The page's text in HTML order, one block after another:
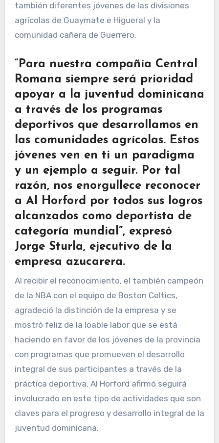
también diferentes jóvenes de las divisiones
agrícolas de Guaymate e Higueral y la
comunidad cañera de Guerrero.
“Para nuestra compañía Central
Romana siempre será prioridad
apoyar a la juventud dominicana
a través de los programas
deportivos que desarrollamos en
las comunidades agrícolas. Estos
jóvenes ven en ti un paradigma
y un ejemplo a seguir. Por tal
razón, nos enorgullece reconocer
a Al Horford por todos sus logros
alcanzados como deportista de
categoría mundial”, expresó
Jorge Sturla, ejecutivo de la
empresa azucarera.
Al recibir el reconocimiento, el también campeón
de la NBA con el equipo de Boston Celtics,
agradeció la distinción de la empresa y se
mostró feliz de la loable labor que se está
haciendo en favor de los jóvenes de la provincia
con programas que promueven el desarrollo
integral de sus participantes a través de la
práctica deportiva. Al Horford afirmó seguirá
involucrado en este tipo de actividades que son
claves para el progreso y desarrollo integral de la
juventud dominicana.